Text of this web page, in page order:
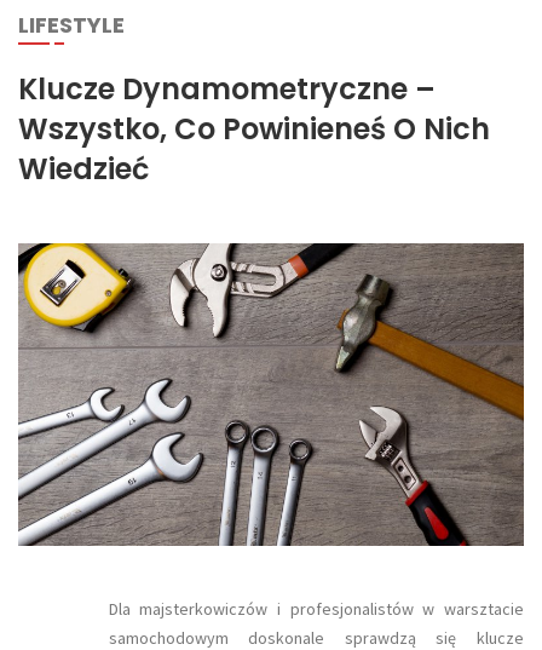
LIFESTYLE
Klucze Dynamometryczne –
Wszystko, Co Powinieneś O Nich
Wiedzieć
Dla majsterkowiczów i profesjonalistów w warsztacie
samochodowym doskonale sprawdzą się klucze